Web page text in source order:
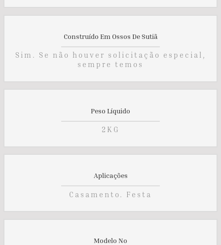
Construído Em Ossos De Sutiã
Sim. Se não houver solicitação especial,
sempre temos
Peso Líquido
2KG
Aplicações
Casamento. Festa
Modelo No